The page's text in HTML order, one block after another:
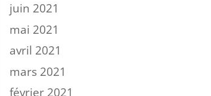
juin 2021
mai 2021
avril 2021
mars 2021
février 2021